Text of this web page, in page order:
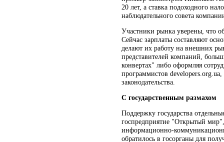
20 лет, а ставка подоходного
наблюдательного совета
Участники рынка уверены, что
Сейчас зарплаты составляют
делают их работу на внешних
представителей компаний,
конвертах" либо оформляя
программистов
законодательства.
С государственным размахом
Поддержку государства
госпредприятие "Открытый
информационно-
обратилось в госорганы для